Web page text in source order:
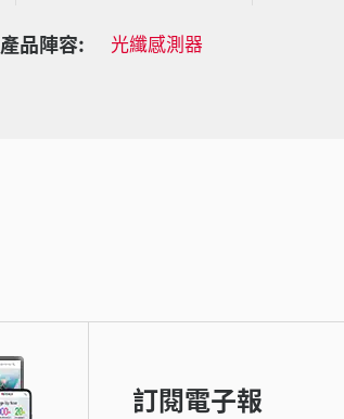
產品陣容: 光纖感測器
訂閱電子報